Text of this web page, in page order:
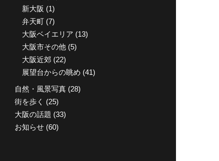
新大阪 (1)
弁天町 (7)
大阪ベイエリア (13)
大阪市その他 (5)
大阪近郊 (22)
展望台からの眺め (41)
自然・風景写真 (28)
街を歩く (25)
大阪の話題 (33)
お知らせ (60)